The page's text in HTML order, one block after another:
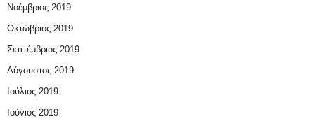
Νοέμβριος 2019
Οκτώβριος 2019
Σεπτέμβριος 2019
Αύγουστος 2019
Ιούλιος 2019
Ιούνιος 2019